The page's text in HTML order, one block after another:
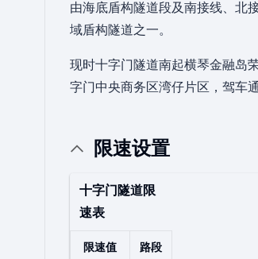
由海底盾构隧道段及南接线、北
域盾构隧道之一。
现时十字门隧道南起横琴金融岛
字门中央商务区湾仔片区，驾车
限速设置
十字门隧道限
速表
限速值 路段